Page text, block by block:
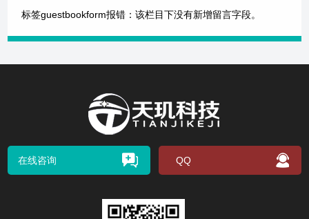
标签guestbookform报错：该栏目下没有新增留言字段。
在线咨询 QQ